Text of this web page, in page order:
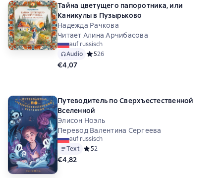
Тайна цветущего папоротника, или
Каникулы в Пузырьково
Надежда Рачкова
Читает Алина Арчибасова
auf russisch
Audio Средний рейтинг 5 на основе 26 оценок
526
€4,07
Путеводитель по Сверхъестественной
Вселенной
Элисон Ноэль
Перевод Валентина Сергеева
auf russisch
Text Средний рейтинг 5 на основе 2 оценок
52
€4,82